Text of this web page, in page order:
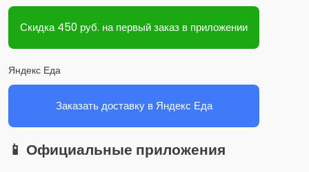
Скидка 450 руб. на первый заказ в приложении
Яндекс Еда
Заказать доставку в Яндекс Еда
📱 Официальные приложения